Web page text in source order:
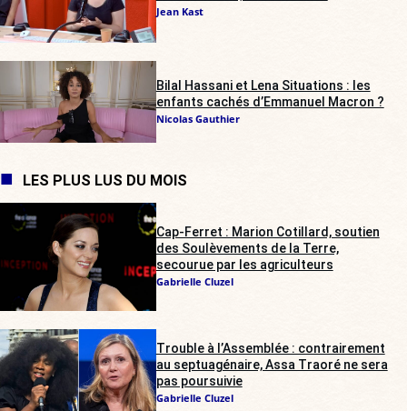
Jean Kast
Bilal Hassani et Lena Situations : les
enfants cachés d’Emmanuel Macron ?
Nicolas Gauthier
LES PLUS LUS DU MOIS
Cap-Ferret : Marion Cotillard, soutien
des Soulèvements de la Terre,
secourue par les agriculteurs
Gabrielle Cluzel
Trouble à l’Assemblée : contrairement
au septuagénaire, Assa Traoré ne sera
pas poursuivie
Gabrielle Cluzel